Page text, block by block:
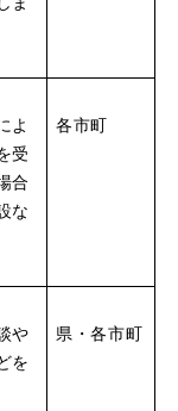
よ
受
合
な
各市町
や
を
県・各市町